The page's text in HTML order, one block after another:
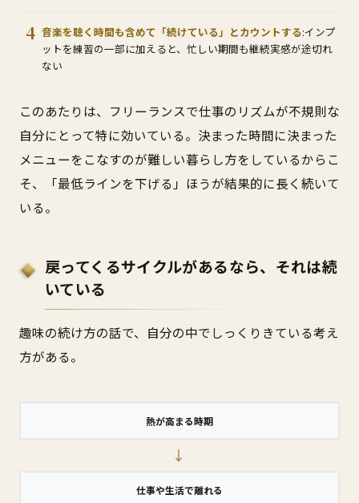
音楽を聴く時間も含めて「続けている」とカウントする:インプ
ットを練習の一部に加えると、忙しい期間も継続実感が途切れ
ない
このあたりは、フリーランスで仕事のリズムが不規則な
自分にとって特に効いている。決まった時間に決まった
メニューをこなすのが難しい暮らし方をしているからこ
そ、「最低ラインを下げる」ほうが結果的に長く続いて
いる。
戻ってくるサイクルがあるなら、それは続
いている
趣味の続け方の話で、自分の中でしっくりきている考え
方がある。
熱が高まる時期
→
仕事や生活で離れる